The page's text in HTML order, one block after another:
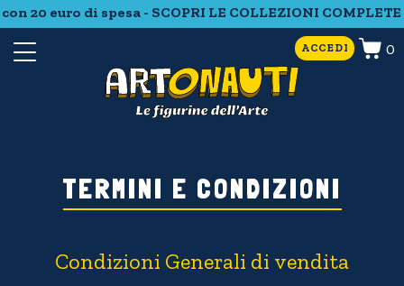
euro di spesa - SCOPRI LE COLLEZIONI COMPLETE
ACCEDI 0
TERMINI E CONDIZIONI
Condizioni Generali di vendita